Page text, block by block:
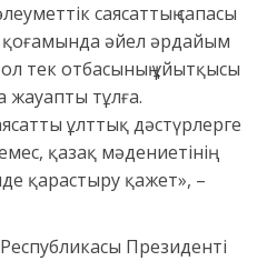
саясаттың сапасы
әйел әрдайым
тек отбасының ұйытқысы
жауапты тұлға.
ұлттық дәстүрлерге
қазақ мәдениетінің
қарастыру қажет», –
Президенті